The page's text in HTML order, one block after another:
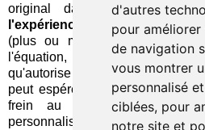
d'autres
pour
de navigation
vous montrer
personnalisé
ciblées, pour
notre site et
original dans la recherche
l'expérience utilisateur.
(plus ou moins) disparaître la
l'équation, mais, grâce à
qu'autorise Pepper (et contrôlée
peut espérer vaincre la défiance
frein au succès de ces
personnalisation et